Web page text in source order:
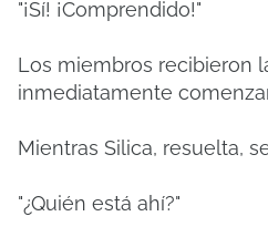
"¡Sí! ¡Comprendido!"
Los miembros recibieron
inmediatamente
Mientras Silica, resuelta,
"¿Quién está ahí?"